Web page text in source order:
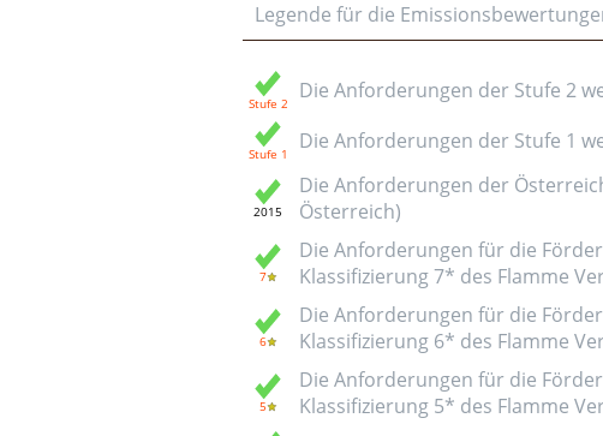
Legende für die
Die Anforderungen der Stufe 2
Die Anforderungen der Stufe 1
Die Anforderungen der
Österreich)
Die Anforderungen für die
Klassifizierung 7* des Flamme
Die Anforderungen für die
Klassifizierung 6* des Flamme
Die Anforderungen für die
Klassifizierung 5* des Flamme